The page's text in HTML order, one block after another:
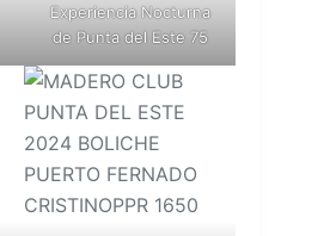
Experiencia Nocturna
de Punta del Este 75